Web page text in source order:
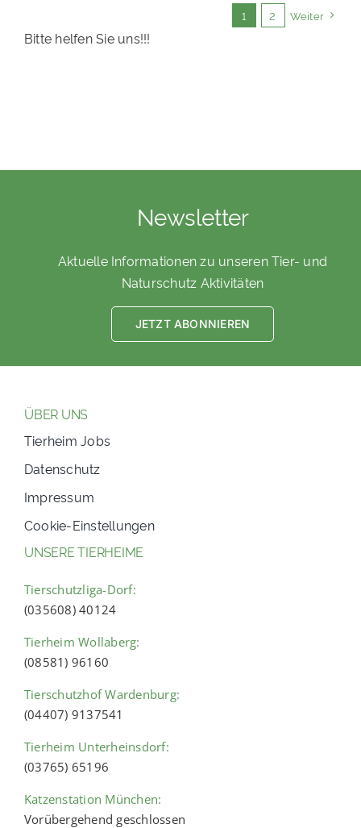
1 2 Weiter
Bitte helfen Sie uns!!!
Newsletter
Aktuelle Informationen zu unseren Tier- und
Naturschutz Aktivitäten
JETZT ABONNIEREN
ÜBER UNS
Tierheim Jobs
Datenschutz
Impressum
Cookie-Einstellungen
UNSERE TIERHEIME
Tierschutzliga-Dorf:
(035608) 40124
Tierheim Wollaberg:
(08581) 96160
Tierschutzhof Wardenburg:
(04407) 9137541
Tierheim Unterheinsdorf:
(03765) 65196
Katzenstation München:
Vorübergehend geschlossen